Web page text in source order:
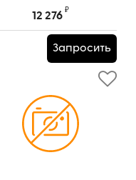
E15018
12 276
₽
Запросить